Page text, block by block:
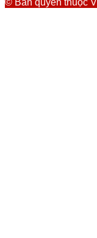
© Bản quyền thuộc